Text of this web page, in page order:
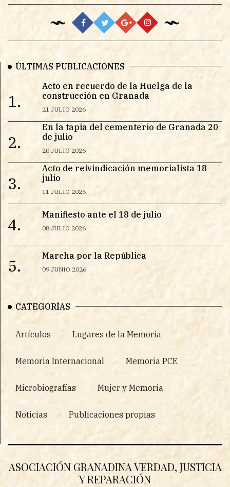
ÚLTIMAS PUBLICACIONES
1.
Acto en recuerdo de la Huelga de la
construcción en Granada
21 JULIO 2026
2.
En la tapia del cementerio de Granada 20
de julio
20 JULIO 2026
3.
Acto de reivindicación memorialista 18
julio
11 JULIO 2026
4.
Manifiesto ante el 18 de julio
08 JULIO 2026
5.
Marcha por la República
09 JUNIO 2026
CATEGORÍAS
Artículos Lugares de la Memoria
Memoria Internacional Memoria PCE
Microbiografías Mujer y Memoria
Noticias Publicaciones propias
ASOCIACIÓN GRANADINA VERDAD, JUSTICIA
Y REPARACIÓN